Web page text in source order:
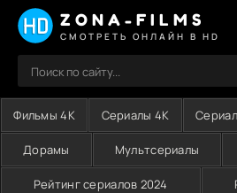
ZONA-FILMS
СМОТРЕТЬ ОНЛАЙН В HD
Фильмы 4K Сериалы 4K
Дорамы Мультсериалы
Рейтинг сериалов 2024